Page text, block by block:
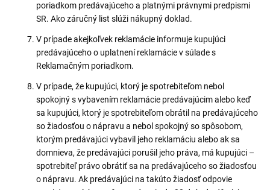
poriadkom predávajúceho a platnými právnymi predpismi
SR. Ako záručný list slúži nákupný doklad.
V prípade akejkoľvek reklamácie informuje kupujúci
predávajúceho o uplatnení reklamácie v súlade s
Reklamačným poriadkom.
V prípade, že kupujúci, ktorý je spotrebiteľom nebol
spokojný s vybavením reklamácie predávajúcim alebo keď
sa kupujúci, ktorý je spotrebiteľom obrátil na predávajúceho
so žiadosťou o nápravu a nebol spokojný so spôsobom,
ktorým predávajúci vybavil jeho reklamáciu alebo ak sa
domnieva, že predávajúci porušil jeho práva, má kupujúci –
spotrebiteľ právo obrátiť sa na predávajúceho so žiadosťou
o nápravu. Ak predávajúci na takúto žiadosť odpovie